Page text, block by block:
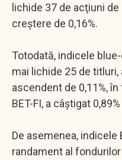
lichide 37 de acţiuni
creştere de 0,16%.
Totodată, indicele
mai lichide 25 de
ascendent de 0,11%,
BET-FI, a câştigat
De asemenea, indicele
randament al